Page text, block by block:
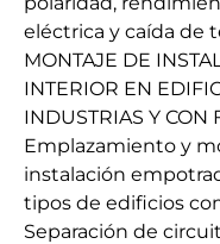
eléctrica y caída de
MONTAJE DE
INTERIOR EN
INDUSTRIAS Y CON
Emplazamiento y
instalación
tipos de edificios
Separación de